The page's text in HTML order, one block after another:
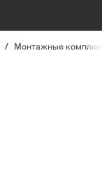
/ Монтажные